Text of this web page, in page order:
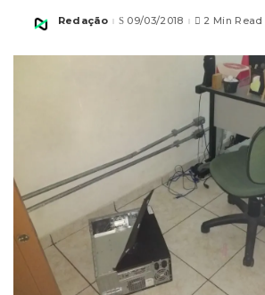
Posted
Redação 09/03/2018 2 Min Read